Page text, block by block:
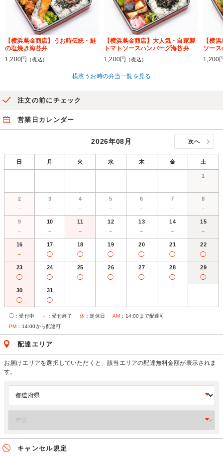
【横浜蔦金商店】うお時伝統・鮭
の塩焼き海苔弁
1,200円
（税込）
【横浜蔦金商店】大人気・自家製
トマトソースハンバーグ海苔弁
1,200円
（税込）
【横
ソー
1,200
横濱うお時の弁当一覧を見る
注文の前にチェック
営業日カレンダー
2026年08月 次へ
日 月 火 水 木 金 土
1
－
2
－
3
－
4
－
5
－
6
－
7
－
8
－
9
－
10
－
11
－
12
－
13
－
14
－
15
－
16
－
17
◯
18
◯
19
◯
20
◯
21
◯
22
◯
23
◯
24
◯
25
◯
26
◯
27
◯
28
◯
29
◯
30
◯
31
◯
◯ ：受付中 － ：受付終了 休 ：定休日 AM ：14:00まで配達可
PM ：14:00から配達可
配達エリア
お届けエリアを選択していただくと、該当エリアの配達無料金額が表示されま
す。
キャンセル規定